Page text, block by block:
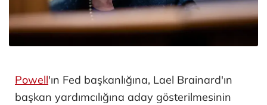
Powell'ın Fed başkanlığına, Lael Brainard'ın
başkan yardımcılığına aday gösterilmesinin